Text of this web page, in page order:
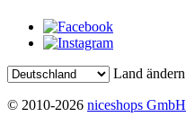
Land ändern
© 2010-2026 niceshops GmbH